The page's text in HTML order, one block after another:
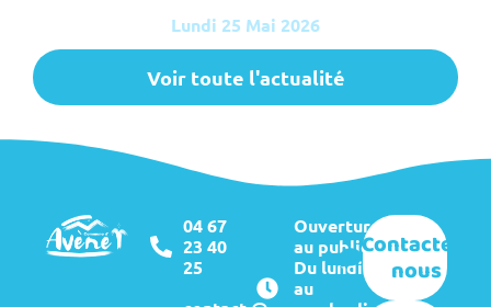
Lundi 25 Mai 2026
Voir toute l'actualité
04 67
23 40
25
Ouverture
au public :
Du lundi
au
Contactez-
nous